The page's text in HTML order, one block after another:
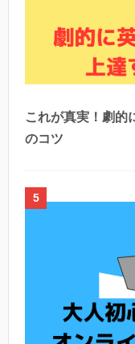
これが真実！劇的
のコツ
5